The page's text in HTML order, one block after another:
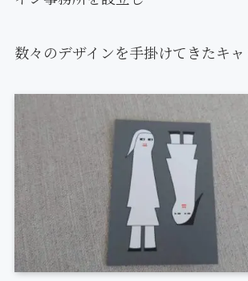
数々のデザインを手掛けてきたキャ